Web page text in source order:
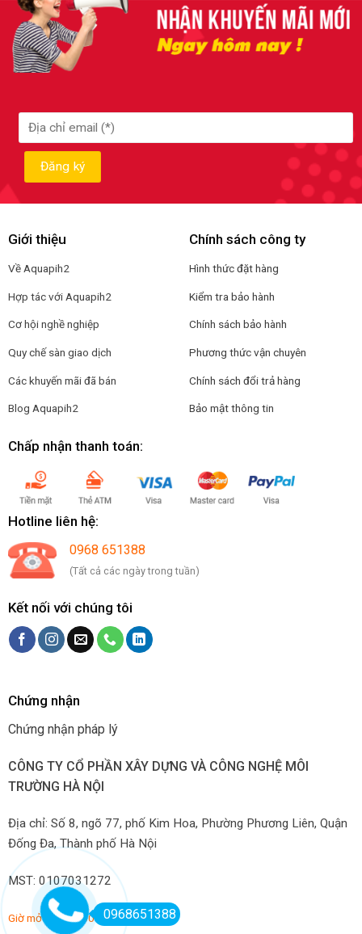
Giới thiệu
Về Aquapih2
Hợp tác với Aquapih2
Cơ hội nghề nghiệp
Quy chế sàn giao dịch
Các khuyến mãi đã bán
Blog Aquapih2
Chính sách công ty
Hình thức đặt hàng
Kiểm tra bảo hành
Chính sách bảo hành
Phương thức vận chuyên
Chính sách đổi trả hàng
Bảo mật thông tin
Chấp nhận thanh toán:
Hotline liên hệ:
0968 651388
(Tất cả các ngày trong tuần)
Kết nối với chúng tôi
Chứng nhận
Chứng nhận pháp lý
CÔNG TY CỔ PHẦN XÂY DỰNG VÀ CÔNG NGHỆ MÔI
TRƯỜNG HÀ NỘI
Địa chỉ: Số 8, ngõ 77, phố Kim Hoa, Phường Phương Liên, Quận
Đống Đa, Thành phố Hà Nội
MST: 0107031272
Giờ mở hàng: 7:00-22:00 hàng ngày
0968651388